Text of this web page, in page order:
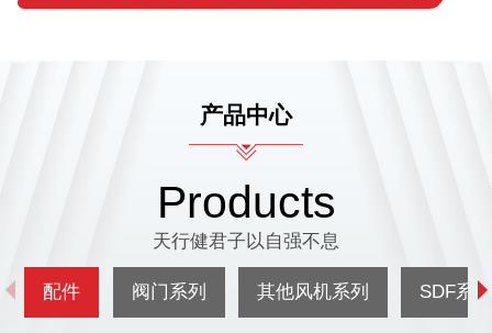
产品中心
Products
天行健君子以自强不息
配件 阀门系列 其他风机系列 SDF系